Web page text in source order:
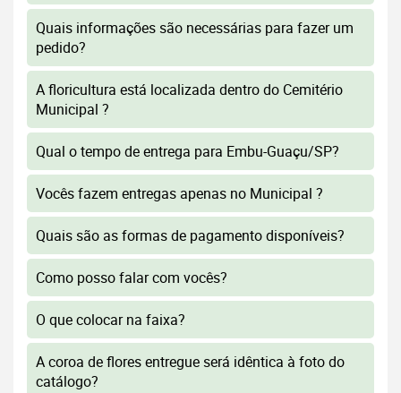
Quais informações são necessárias para fazer um
pedido?
A floricultura está localizada dentro do Cemitério
Municipal ?
Qual o tempo de entrega para Embu-Guaçu/SP?
Vocês fazem entregas apenas no Municipal ?
Quais são as formas de pagamento disponíveis?
Como posso falar com vocês?
O que colocar na faixa?
A coroa de flores entregue será idêntica à foto do
catálogo?